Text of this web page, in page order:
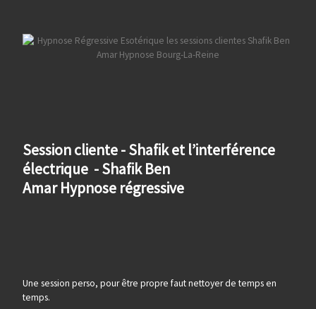
Session cliente - Shafik et l’interférence
électrique - Shafik Ben
Amar Hypnose régressive
Une session perso, pour être propre faut nettoyer de temps en
temps.